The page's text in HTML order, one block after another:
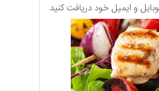
و ایمیل خود دریافت کنید